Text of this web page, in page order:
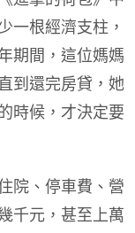
一根經濟支柱，
期間，這位媽媽
到還完房貸，她
時候，才決定要
院、停車費、營
千元，甚至上萬